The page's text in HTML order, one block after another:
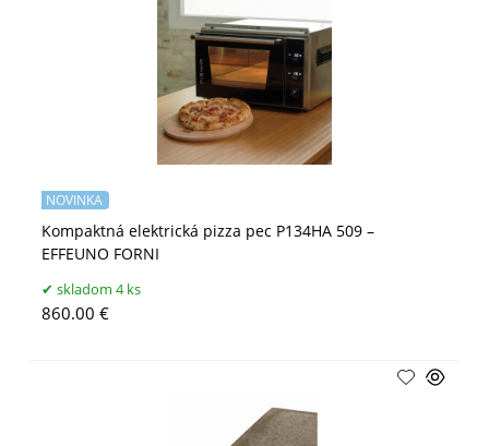
Kompaktná elektrická pizza pec P134HA 509 –
EFFEUNO FORNI
NOVINKA
skladom 4 ks
860.00 €